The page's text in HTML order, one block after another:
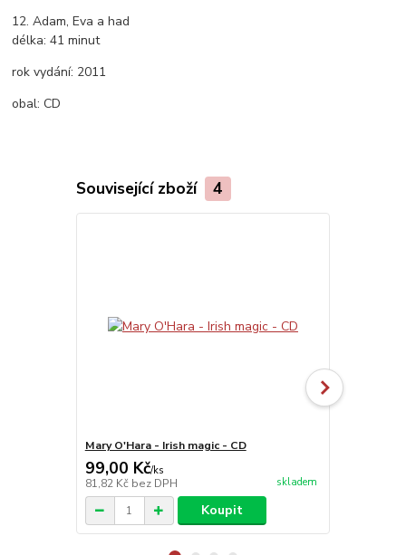
12. Adam, Eva a had
délka: 41 minut
rok vydání: 2011
obal: CD
Související zboží 4
Mary O'Hara - Irish magic - CD
99,00 Kč/ks
81,82 Kč bez DPH skladem
Koupit